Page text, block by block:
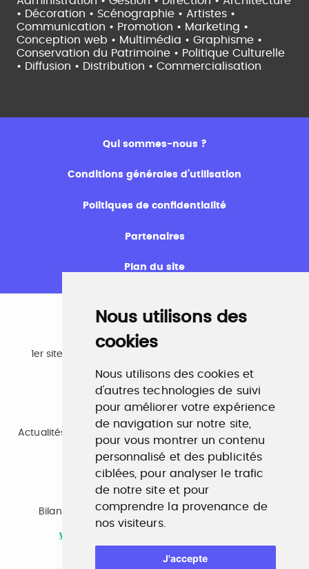
Nous utilisons des
cookies
Nous utilisons des cookies et
d'autres technologies de suivi
pour améliorer votre expérience
de navigation sur notre site,
pour vous montrer un contenu
personnalisé et des publicités
ciblées, pour analyser le trafic
de notre site et pour
comprendre la provenance de
nos visiteurs.
J'accepte
• Décoration • Scénographie • Artistes •
Communication • Promotion • Marketing •
Conception web • Multimédia • Graphisme •
Conservation du Patrimoine • Politique Culturelle
• Diffusion • Distribution • Commercialisation
Qui sommes-nous ?
Conditions générales d’utilisation
Politiques de confidentialité
Partenaires
Plan du site
Emploi
1er site emploi du secteur culturel 784.000 visites et
www.profilculture.com
Formation
Actualités, guide et annuaire des formations aux métiers
de la culture.
www.profilculture-formation.com
Accompagnement professionnel
Bilan de compétences, coaching, techniques de
recherche d'emploi, entretien conseil.
www.profilculture-competences.com